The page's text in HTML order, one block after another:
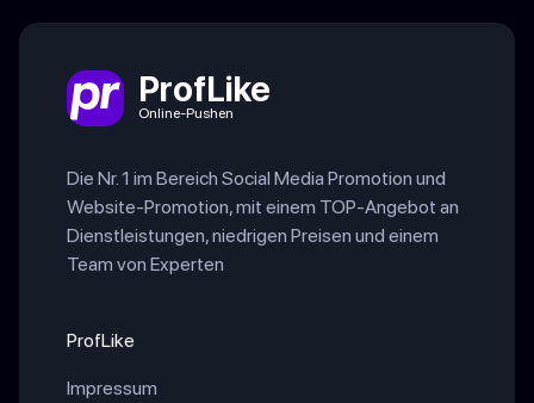
ProfLike
Online-Pushen
Die Nr. 1 im Bereich Social Media Promotion und
Website-Promotion, mit einem TOP-Angebot an
Dienstleistungen, niedrigen Preisen und einem
Team von Experten
ProfLike
Impressum